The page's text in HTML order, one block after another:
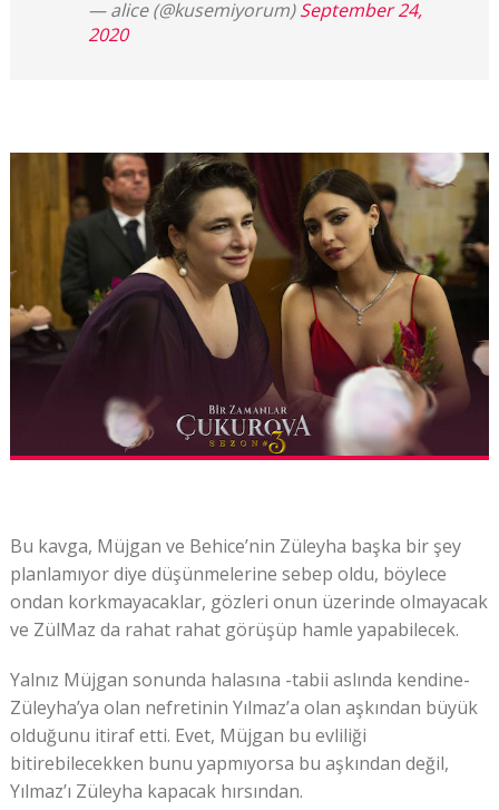
— alice (@kusemiyorum)September 24,
2020
Bu kavga, Müjgan ve Behice’nin Züleyha başka bir şey
planlamıyor diye düşünmelerine sebep oldu, böylece
ondan korkmayacaklar, gözleri onun üzerinde olmayacak
ve ZülMaz da rahat rahat görüşüp hamle yapabilecek.
Yalnız Müjgan sonunda halasına -tabii aslında kendine-
Züleyha’ya olan nefretinin Yılmaz’a olan aşkından büyük
olduğunu itiraf etti. Evet, Müjgan bu evliliği
bitirebilecekken bunu yapmıyorsa bu aşkından değil,
Yılmaz’ı Züleyha kapacak hırsından.